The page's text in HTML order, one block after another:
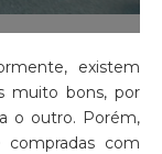
existem
muito bons, por
o outro. Porém,
com